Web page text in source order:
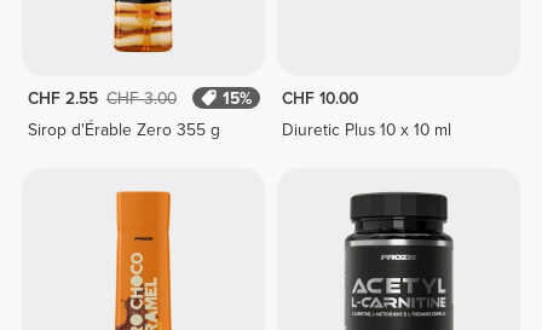
CHF 2.55 CHF 3.00
15%
Sirop d'Érable Zero 355 g
CHF 10.00
Diuretic Plus 10 x 10 ml